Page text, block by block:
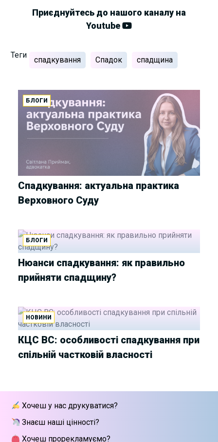
Приєднуйтесь до нашого каналу на
Youtube
Теги
спадкування Спадок спадщина
БЛОГИ
Спадкування: актуальна практика
Верховного Суду
БЛОГИ
Нюанси спадкування: як правильно
прийняти спадщину?
НОВИНИ
КЦС ВС: особливості спадкування при
спільній частковій власності
Хочеш у нас друкуватися?
Знаєш наші цінності?
Хочеш прорекламуємо?